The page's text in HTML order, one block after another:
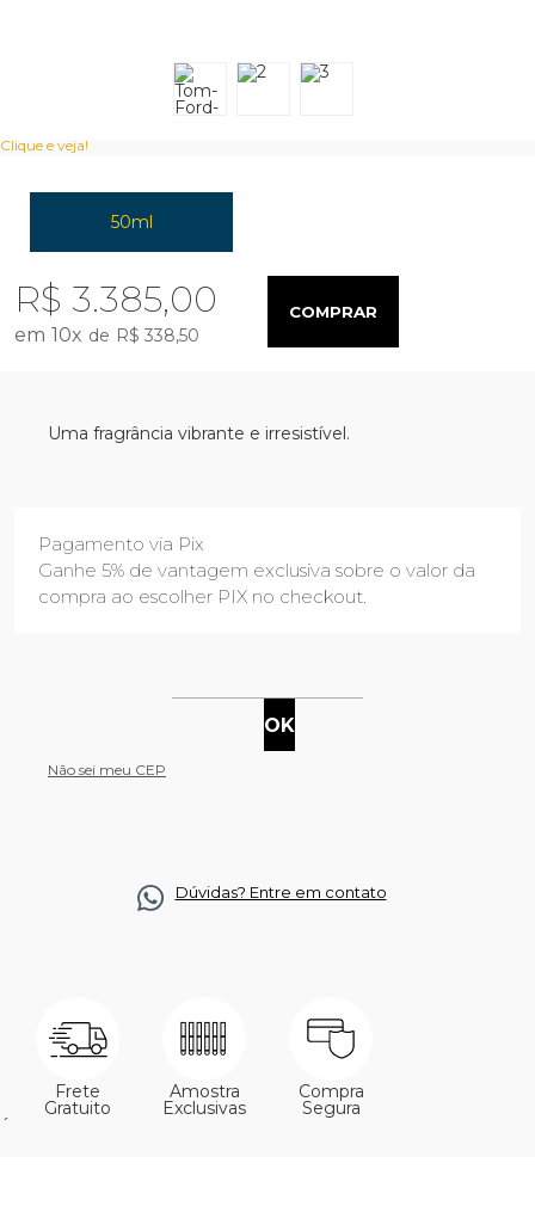
Clique e veja!
50ml
R$ 3.385,00
10x R$ 338,50
COMPRAR
Uma fragrância vibrante e irresistível.
Pagamento via Pix
Ganhe 5% de vantagem exclusiva sobre o valor da
compra ao escolher PIX no checkout.
Não sei meu CEP
Dúvidas? Entre em contato
Frete
Gratuito
Amostra
Exclusivas
Compra
Segura
´